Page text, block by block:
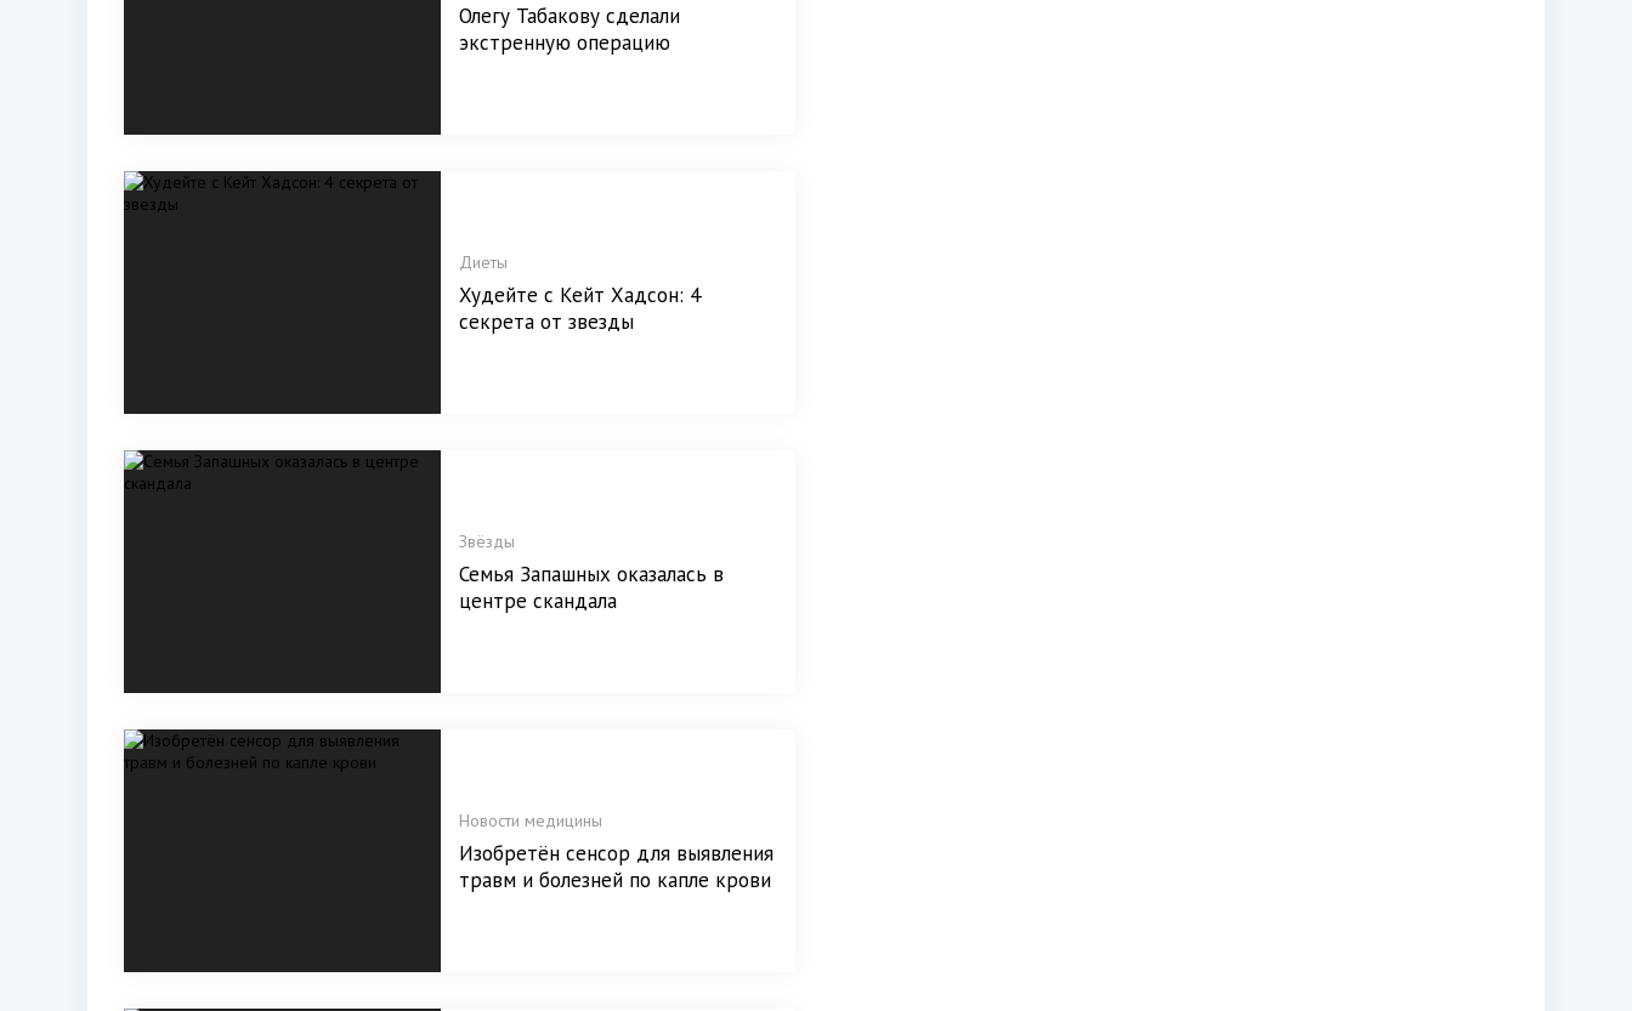
Олегу Табакову сделали
экстренную операцию
Диеты
Худейте с Кейт Хадсон: 4
секрета от звезды
Звёзды
Семья Запашных оказалась в
центре скандала
Новости медицины
Изобретён сенсор для выявления
травм и болезней по капле крови